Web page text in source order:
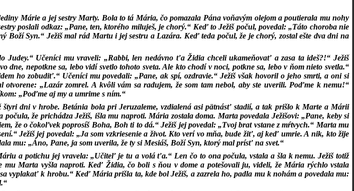
Márie a jej sestry Marty. Bola to tá Mária, čo pomazala Pána voňavým olejom a poutierala mu nohy
poslali odkaz: „Pane, ten, ktorého miluješ, je chorý.“ Keď to Ježiš počul, povedal: „Táto choroba nie
Boží Syn.“ Ježiš mal rád Martu i jej sestru a Lazára. Keď teda počul, že je chorý, zostal ešte dva dni na
Judey.“ Učeníci mu vraveli: „Rabbi, len nedávno ťa Židia chceli ukameňovať a zasa ta ideš?!“ Ježiš
dne, nepotkne sa, lebo vidí svetlo tohoto sveta. Ale kto chodí v noci, potkne sa, lebo v ňom nieto svetla.“
ho zobudiť.“ Učeníci mu povedali: „Pane, ak spí, ozdravie.“ Ježiš však hovoril o jeho smrti, a oni si
otvorene: „Lazár zomrel. A kvôli vám sa radujem, že som tam nebol, aby ste uverili. Poďme k nemu!“
„Poďme aj my a umrime s ním.“
štyri dni v hrobe. Betánia bola pri Jeruzaleme, vzdialená asi pätnásť stadií, a tak prišlo k Marte a Márii
že prichádza Ježiš, išla mu naproti. Mária zostala doma. Marta povedala Ježišovi: „Pane, keby si
že o čokoľvek poprosíš Boha, Boh ti to dá.“ Ježiš jej povedal: „Tvoj brat vstane z mŕtvych.“ Marta mu
Ježiš jej povedal: „Ja som vzkriesenie a život. Kto verí vo mňa, bude žiť, aj keď umrie. A nik, kto žije
mu: „Áno, Pane, ja som uverila, že ty si Mesiáš, Boží Syn, ktorý mal prísť na svet.“
a potichu jej vravela: „Učiteľ je tu a volá ťa.“ Len čo to ona počula, vstala a šla k nemu. Ježiš totiž
mu Marta vyšla naproti. Keď Židia, čo boli s ňou v dome a potešovali ju, videli, že Mária rýchlo vstala
vyplakať k hrobu.“ Keď Mária prišla ta, kde bol Ježiš, a zazrela ho, padla mu k nohám a povedala mu: